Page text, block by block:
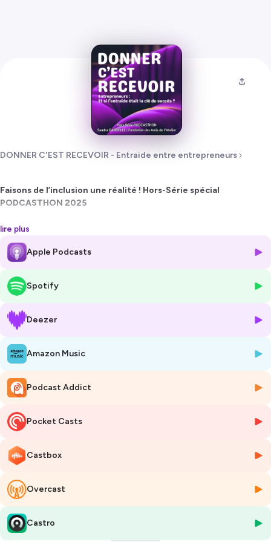
DONNER C'EST RECEVOIR - Entraide entre entrepreneurs
Faisons de l’inclusion une réalité ! Hors-Série spécial
PODCASTHON 2025
Sandra GARDELLE est directrice de la communication et de la collecte
de la Fondation des Amis de l’Atelier.
Cette Fondation accompagne, depuis plus de 60 ans, 4000
autisme, en fonction des besoins de chacun, sur différents pans de la
vie, travail, logement, vie citoyenne, loisirs…
Sandra nous fait réfléchir sur la différence, et surtout ce qu’il est
possible de co-construire entre les entreprises, les entrepreneurs et le
secteur associatif afin de pouvoir faire de l’inclusion une réalité. À
travers plusieurs leviers, d’abord celui de la rencontre et de la
mécénat de compétences ou en nature ainsi que la taxe
d’apprentissage.
Sandra est une professionnelle passionnée et investie qui nous donne
envie de mieux comprendre le secteur du handicap et surtout de co-
construire au profit de l’inclusion et de l’insertion des personnes en
situation de handicap.
Le site de la Fondation des Amis de l'Atelier :
amisdelatelier.org
Pour suivre la Fondation sur les réseaux sociaux :
https://www.facebook.com/fondationdesamisdelatelier
https://www.instagram.com/fondationdesamisdelatelier
lire plus
Apple Podcasts
Spotify
Deezer
Amazon Music
Podcast Addict
Pocket Casts
Castbox
Overcast
Castro